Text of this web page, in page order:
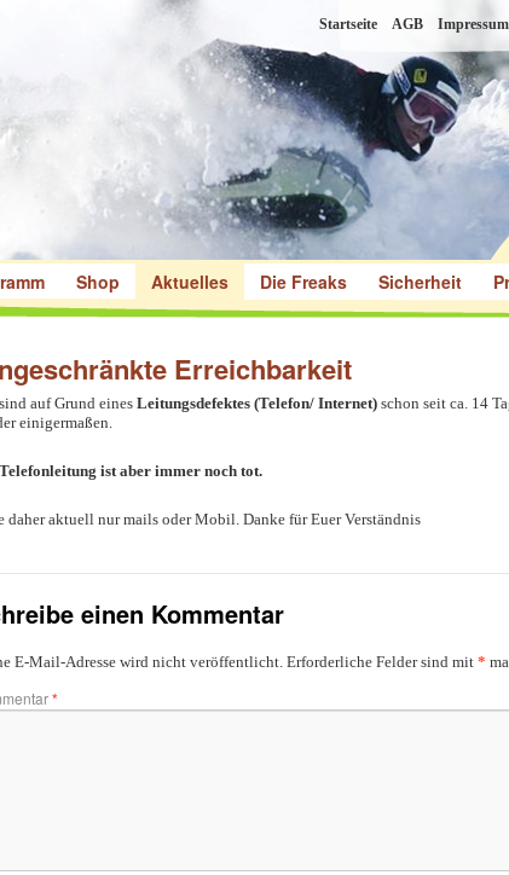
Startseite AGB Impressum
Shop Aktuelles Die Freaks Sicherheit
Erreichbarkeit
auf Grund einesLeitungsdefektes (Telefon/ Internet) schon seit ca. 14
einigermaßen.
ist aber immer noch tot.
daher aktuell nur mails oder Mobil. Danke für Euer Verständnis
einen Kommentar
E-Mail-Adresse wird nicht veröffentlicht. Erforderliche Felder sind mit *
*